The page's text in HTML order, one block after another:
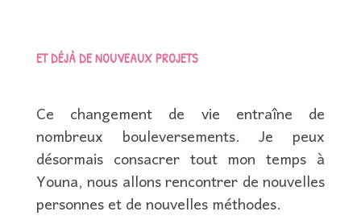
ET DÉJÀ DE NOUVEAUX PROJETS
Ce changement de vie entraîne de
nombreux bouleversements. Je peux
désormais consacrer tout mon temps à
Youna, nous allons rencontrer de nouvelles
personnes et de nouvelles méthodes.